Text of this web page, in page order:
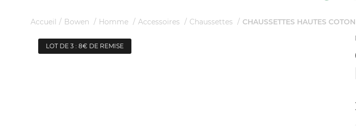
Accueil Bowen Homme Accessoires Chaussettes CHAUSSETTES HAUTES
LOT DE 3 : 8€ DE REMISE